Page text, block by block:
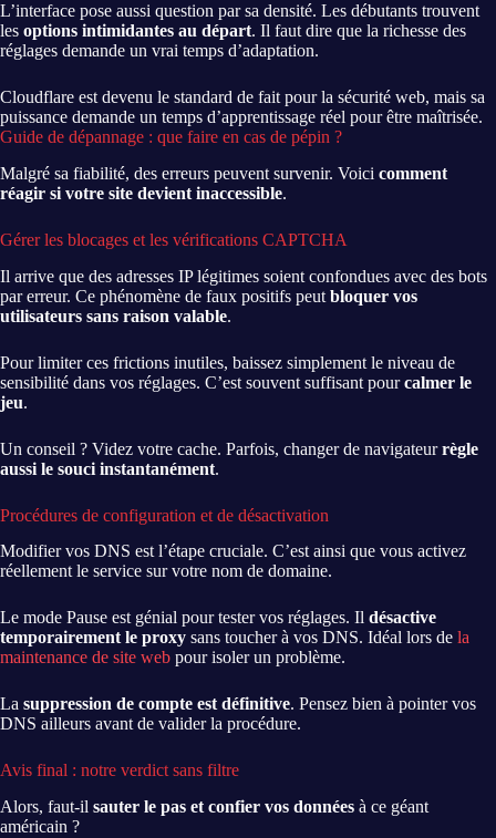
L’interface pose aussi question par sa densité. Les débutants trouvent
les options intimidantes au départ. Il faut dire que la richesse des
réglages demande un vrai temps d’adaptation.
Cloudflare est devenu le standard de fait pour la sécurité web, mais sa
puissance demande un temps d’apprentissage réel pour être maîtrisée.
Guide de dépannage : que faire en cas de pépin ?
Malgré sa fiabilité, des erreurs peuvent survenir. Voici comment
réagir si votre site devient inaccessible.
Gérer les blocages et les vérifications CAPTCHA
Il arrive que des adresses IP légitimes soient confondues avec des bots
par erreur. Ce phénomène de faux positifs peut bloquer vos
utilisateurs sans raison valable.
Pour limiter ces frictions inutiles, baissez simplement le niveau de
sensibilité dans vos réglages. C’est souvent suffisant pourcalmer le
jeu.
Un conseil ? Videz votre cache. Parfois, changer de navigateurrègle
aussi le souci instantanément.
Procédures de configuration et de désactivation
Modifier vos DNS est l’étape cruciale. C’est ainsi que vous activez
réellement le service sur votre nom de domaine.
Le mode Pause est génial pour tester vos réglages. Il désactive
temporairement le proxy sans toucher à vos DNS. Idéal lors de la
maintenance de site web pour isoler un problème.
La suppression de compte est définitive. Pensez bien à pointer vos
DNS ailleurs avant de valider la procédure.
Avis final : notre verdict sans filtre
Alors, faut-il sauter le pas et confier vos données à ce géant
américain ?